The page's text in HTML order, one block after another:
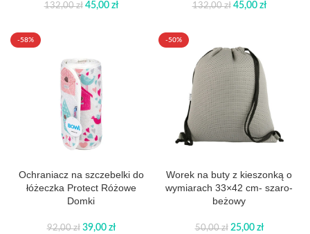
132,00zł 45,00 zł 132,00zł 45,00 zł
-58%
Ochraniacz na szczebelki do
łóżeczka Protect Różowe
Domki
92,00zł 39,00 zł
-50%
Worek na buty z kieszonką o
wymiarach 33×42 cm- szaro-
beżowy
50,00zł 25,00 zł